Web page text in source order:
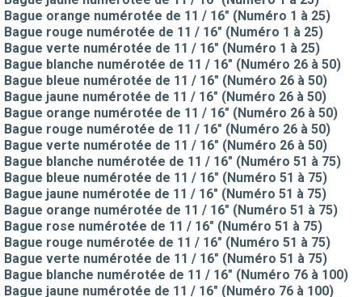
Bague orange numérotée de 11 / 16" (Numéro 1 à 25)
Bague rouge numérotée de 11 / 16" (Numéro 1 à 25)
Bague verte numérotée de 11 / 16" (Numéro 1 à 25)
Bague blanche numérotée de 11 / 16" (Numéro 26 à 50)
Bague bleue numérotée de 11 / 16" (Numéro 26 à 50)
Bague jaune numérotée de 11 / 16" (Numéro 26 à 50)
Bague orange numérotée de 11 / 16" (Numéro 26 à 50)
Bague rouge numérotée de 11 / 16" (Numéro 26 à 50)
Bague verte numérotée de 11 / 16" (Numéro 26 à 50)
Bague blanche numérotée de 11 / 16" (Numéro 51 à 75)
Bague bleue numérotée de 11 / 16" (Numéro 51 à 75)
Bague jaune numérotée de 11 / 16" (Numéro 51 à 75)
Bague orange numérotée de 11 / 16" (Numéro 51 à 75)
Bague rose numérotée de 11 / 16" (Numéro 51 à 75)
Bague rouge numérotée de 11 / 16" (Numéro 51 à 75)
Bague verte numérotée de 11 / 16" (Numéro 51 à 75)
Bague blanche numérotée de 11 / 16" (Numéro 76 à 100)
Bague jaune numérotée de 11 / 16" (Numéro 76 à 100)